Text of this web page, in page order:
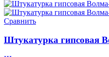
Сравнить
Штукатурка гипсовая